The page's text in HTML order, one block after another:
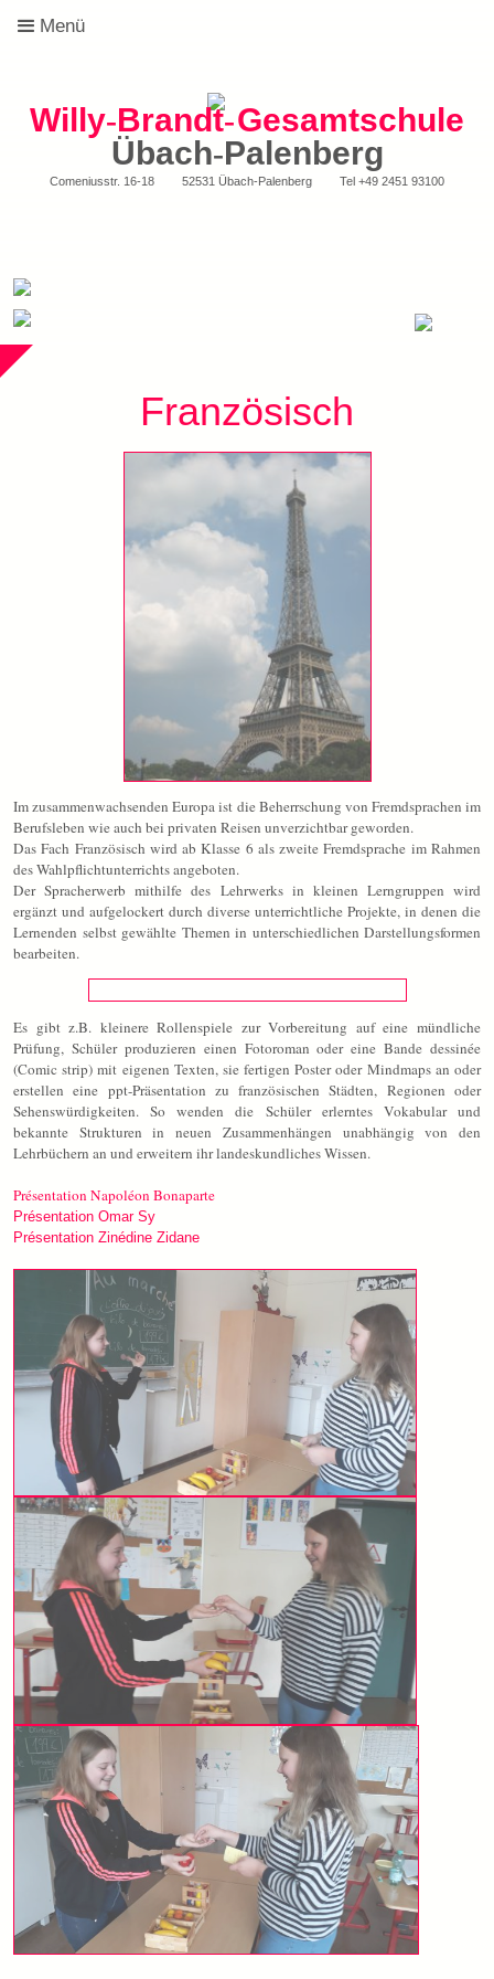
Menü
Willy-Brandt-Gesamtschule
Übach-Palenberg
Comeniusstr. 16-18 52531 Übach-Palenberg Tel +49 2451 93100
Französisch
Im zusammenwachsenden Europa ist die Beherrschung von Fremdsprachen im
Berufsleben wie auch bei privaten Reisen unverzichtbar geworden.
Das Fach Französisch wird ab Klasse 6 als zweite Fremdsprache im Rahmen
des Wahlpflichtunterrichts angeboten.
Der Spracherwerb mithilfe des Lehrwerks in kleinen Lerngruppen wird
ergänzt und aufgelockert durch diverse unterrichtliche Projekte, in denen die
Lernenden selbst gewählte Themen in unterschiedlichen Darstellungsformen
bearbeiten.
Es gibt z.B. kleinere Rollenspiele zur Vorbereitung auf eine mündliche
Prüfung, Schüler produzieren einen Fotoroman oder eine Bande dessinée
(Comic strip) mit eigenen Texten, sie fertigen Poster oder Mindmaps an oder
erstellen eine ppt-Präsentation zu französischen Städten, Regionen oder
Sehenswürdigkeiten. So wenden die Schüler erlerntes Vokabular und
bekannte Strukturen in neuen Zusammenhängen unabhängig von den
Lehrbüchern an und erweitern ihr landeskundliches Wissen.
Présentation Napoléon Bonaparte
Présentation Omar Sy
Présentation Zinédine Zidane